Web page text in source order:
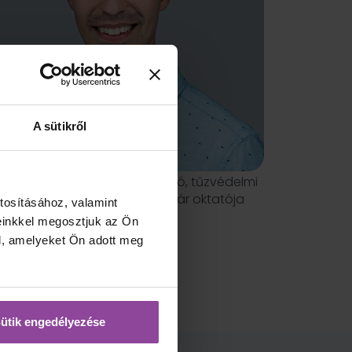
A sütikről
valamint
megosztjuk az Ön
amelyeket Ön adott meg
engedélyezése
Márió, hivatásos tűzoltó, tűzvédelmi
szakmérnök, a Pannon Kincstár oktatója